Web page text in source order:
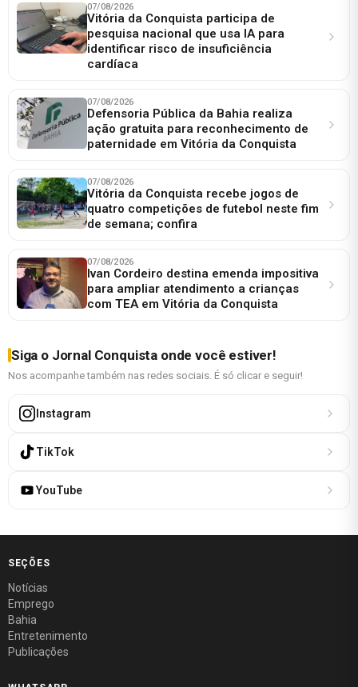
07/08/2026
Vitória da Conquista participa de
pesquisa nacional que usa IA para
identificar risco de insuficiência
cardíaca
07/08/2026
Defensoria Pública da Bahia realiza
ação gratuita para reconhecimento de
paternidade em Vitória da Conquista
07/08/2026
Vitória da Conquista recebe jogos de
quatro competições de futebol neste fim
de semana; confira
07/08/2026
Ivan Cordeiro destina emenda impositiva
para ampliar atendimento a crianças
com TEA em Vitória da Conquista
Siga o Jornal Conquista onde você estiver!
Nos acompanhe também nas redes sociais. É só clicar e seguir!
Instagram
TikTok
YouTube
SEÇÕES
Notícias
Emprego
Bahia
Entretenimento
Publicações